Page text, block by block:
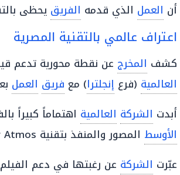
أن العمل الذي قدمه الفريق يحظى
اعتراف عالمي بالتقنية المصرية
كشف المخرج عن نقطة محورية تدعم
العالمية (فرع إنجلترا) مع فريق العمل
أبدت الشركة العالمية اهتماماً كبيراً
الأوسط المصور والمنفذ بتقنية Dolby Atmos».
عبّرت الشركة عن رغبتها في دعم الفيلم